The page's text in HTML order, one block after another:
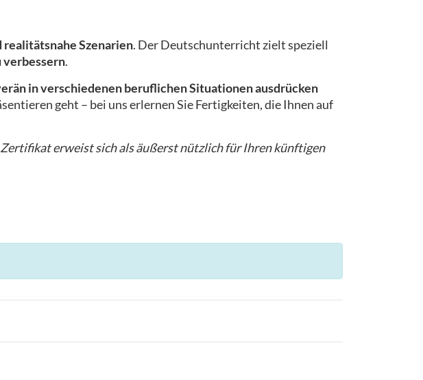
realitätsnahe Szenarien. Der Deutschunterricht zielt speziell
.
in verschiedenen beruflichen Situationen ausdrücken
geht – bei uns erlernen Sie Fertigkeiten, die Ihnen auf
erweist sich als äußerst nützlich für Ihren künftigen